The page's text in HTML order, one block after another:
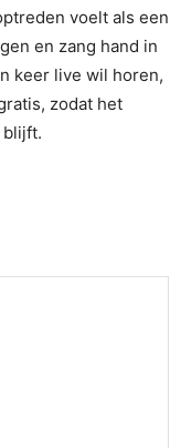
voelt als een
en zang hand in
keer live wil horen,
zodat het
blijft.